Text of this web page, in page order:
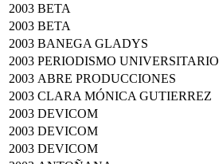
2003 BETA
2003 BETA
2003 BANEGA GLADYS
2003 PERIODISMO UNIVERSITARIO
2003 ABRE PRODUCCIONES
2003 CLARA MÓNICA GUTIERREZ
2003 DEVICOM
2003 DEVICOM
2003 DEVICOM